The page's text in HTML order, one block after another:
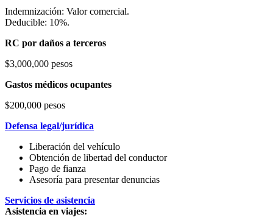
Indemnización: Valor comercial.
Deducible: 10%.
RC por daños a terceros
$3,000,000 pesos
Gastos médicos ocupantes
$200,000 pesos
Defensa legal/jurídica
Liberación del vehículo
Obtención de libertad del conductor
Pago de fianza
Asesoría para presentar denuncias
Servicios de asistencia
Asistencia en viajes: